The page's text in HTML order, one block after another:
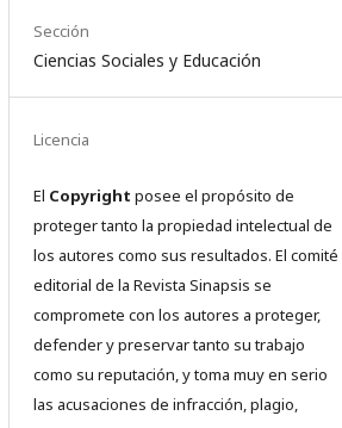
Sección
Ciencias Sociales y Educación
Licencia
El Copyright posee el propósito de
proteger tanto la propiedad intelectual de
los autores como sus resultados. El comité
editorial de la Revista Sinapsis se
compromete con los autores a proteger,
defender y preservar tanto su trabajo
como su reputación, y toma muy en serio
las acusaciones de infracción, plagio,